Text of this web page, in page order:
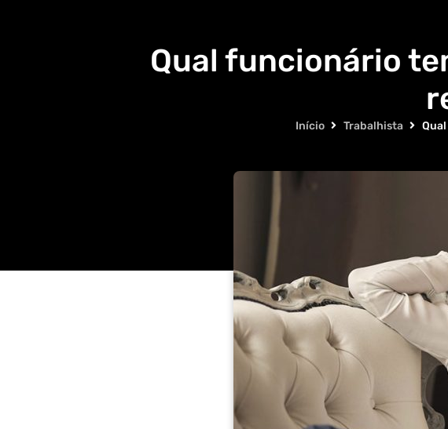
Qual funcionário
Início Trabalhista